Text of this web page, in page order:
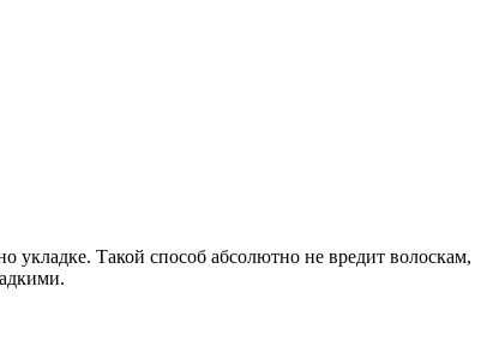
укладке. Такой способ абсолютно не вредит волоскам,